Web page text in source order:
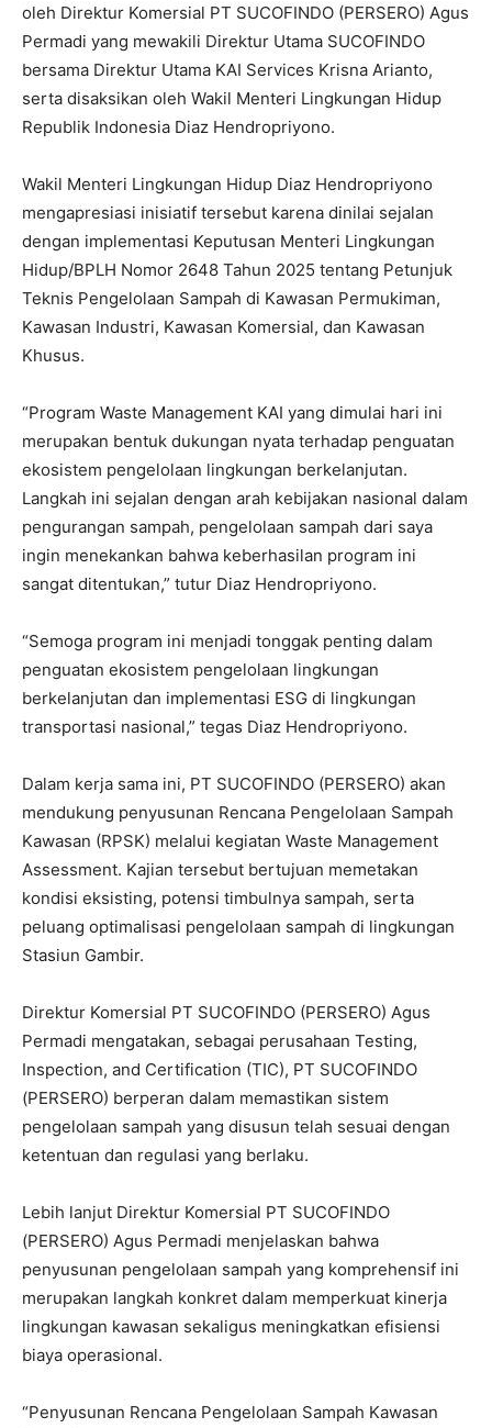
oleh Direktur Komersial PT SUCOFINDO (PERSERO) Agus
Permadi yang mewakili Direktur Utama SUCOFINDO
bersama Direktur Utama KAI Services Krisna Arianto,
serta disaksikan oleh Wakil Menteri Lingkungan Hidup
Republik Indonesia Diaz Hendropriyono.
Wakil Menteri Lingkungan Hidup Diaz Hendropriyono
mengapresiasi inisiatif tersebut karena dinilai sejalan
dengan implementasi Keputusan Menteri Lingkungan
Hidup/BPLH Nomor 2648 Tahun 2025 tentang Petunjuk
Teknis Pengelolaan Sampah di Kawasan Permukiman,
Kawasan Industri, Kawasan Komersial, dan Kawasan
Khusus.
“Program Waste Management KAI yang dimulai hari ini
merupakan bentuk dukungan nyata terhadap penguatan
ekosistem pengelolaan lingkungan berkelanjutan.
Langkah ini sejalan dengan arah kebijakan nasional dalam
pengurangan sampah, pengelolaan sampah dari saya
ingin menekankan bahwa keberhasilan program ini
sangat ditentukan,” tutur Diaz Hendropriyono.
“Semoga program ini menjadi tonggak penting dalam
penguatan ekosistem pengelolaan lingkungan
berkelanjutan dan implementasi ESG di lingkungan
transportasi nasional,” tegas Diaz Hendropriyono.
Dalam kerja sama ini, PT SUCOFINDO (PERSERO) akan
mendukung penyusunan Rencana Pengelolaan Sampah
Kawasan (RPSK) melalui kegiatan Waste Management
Assessment. Kajian tersebut bertujuan memetakan
kondisi eksisting, potensi timbulnya sampah, serta
peluang optimalisasi pengelolaan sampah di lingkungan
Stasiun Gambir.
Direktur Komersial PT SUCOFINDO (PERSERO) Agus
Permadi mengatakan, sebagai perusahaan Testing,
Inspection, and Certification (TIC), PT SUCOFINDO
(PERSERO) berperan dalam memastikan sistem
pengelolaan sampah yang disusun telah sesuai dengan
ketentuan dan regulasi yang berlaku.
Lebih lanjut Direktur Komersial PT SUCOFINDO
(PERSERO) Agus Permadi menjelaskan bahwa
penyusunan pengelolaan sampah yang komprehensif ini
merupakan langkah konkret dalam memperkuat kinerja
lingkungan kawasan sekaligus meningkatkan efisiensi
biaya operasional.
“Penyusunan Rencana Pengelolaan Sampah Kawasan